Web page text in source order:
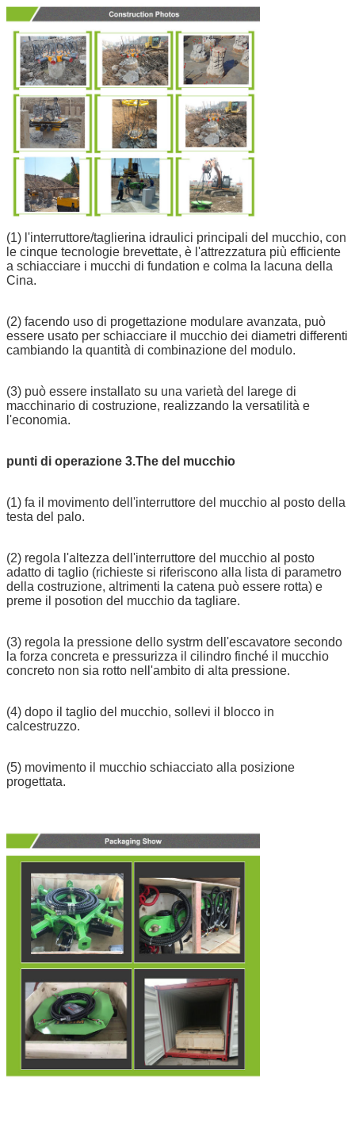
(1) l'interruttore/taglierina idraulici principali del mucchio, con
le cinque tecnologie brevettate, è l'attrezzatura più efficiente
a schiacciare i mucchi di fundation e colma la lacuna della
Cina.
(2) facendo uso di progettazione modulare avanzata, può
essere usato per schiacciare il mucchio dei diametri differenti
cambiando la quantità di combinazione del modulo.
(3) può essere installato su una varietà del larege di
macchinario di costruzione, realizzando la versatilità e
l'economia.
punti di operazione 3.The del mucchio
(1) fa il movimento dell'interruttore del mucchio al posto della
testa del palo.
(2) regola l'altezza dell'interruttore del mucchio al posto
adatto di taglio (richieste si riferiscono alla lista di parametro
della costruzione, altrimenti la catena può essere rotta) e
preme il posotion del mucchio da tagliare.
(3) regola la pressione dello systrm dell'escavatore secondo
la forza concreta e pressurizza il cilindro finché il mucchio
concreto non sia rotto nell'ambito di alta pressione.
(4) dopo il taglio del mucchio, sollevi il blocco in
calcestruzzo.
(5) movimento il mucchio schiacciato alla posizione
progettata.